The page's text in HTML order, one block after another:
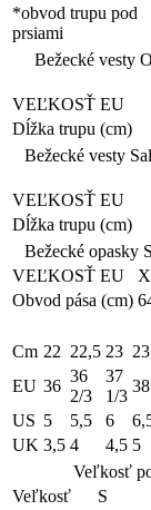
*obvod trupu pod
prsiami
Bežecké vesty
VEĽKOSŤ EU
Dĺžka trupu (cm)
Bežecké vesty
VEĽKOSŤ EU
Dĺžka trupu (cm)
Bežecké opasky
VEĽKOSŤ EU
Obvod pása (cm)
Cm 22 22,5 23
EU 36
36
2/3
37
1/3
38
US 5 5,5 6
UK 3,5 4 4,5 5
Veľkosť
Veľkosť
S